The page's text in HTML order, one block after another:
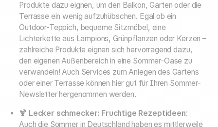
Produkte dazu eignen, um den Balkon, Garten oder die
Terrasse ein wenig aufzuhübschen. Egal ob ein
Outdoor-Teppich, bequeme Sitzmöbel, eine
Lichterkette aus Lampions, Grünpflanzen oder Kerzen –
zahlreiche Produkte eignen sich hervorragend dazu,
den eigenen Außenbereich in eine Sommer-Oase zu
verwandeln! Auch Services zum Anlegen des Gartens
oder einer Terrasse können hier gut für Ihren Sommer-
Newsletter hergenommen werden.
🍹 Lecker schmecker: Fruchtige Rezeptideen:
Auch die Sommer in Deutschland haben es mittlerweile